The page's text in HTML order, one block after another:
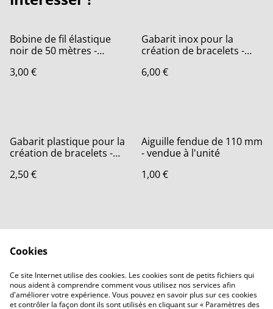
Bobine de fil élastique
noir de 50 mètres -
3,00 €
Gabarit inox pour la
création de bracelets -
6,00 €
Gabarit plastique pour la
création de bracelets -
2,50 €
Aiguille fendue de 110 mm
- vendue à l'unité
1,00 €
Contactez-nous
Conditions
Politique de
Politique de cookies
Cookies
Ce site Internet utilise des cookies. Les cookies sont de petits fichiers qui
nous aident à comprendre comment vous utilisez nos services afin
d'améliorer votre expérience. Vous pouvez en savoir plus sur ces cookies
et contrôler la façon dont ils sont utilisés en cliquant sur « Paramètres des